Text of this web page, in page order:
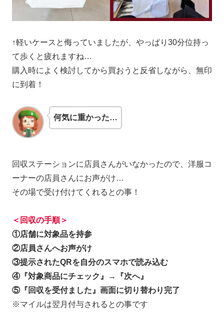
↑軽いケースと侮っていましたが、やっぱり30分位持っ
て歩くと疲れますね…
購入時によく検討してから買おうと反省しながら、無印
に到着！
何気に重かった…
回収ステーションに店員さんがいなかったので、洋服コ
ーナーの店員さんにお声がけ…
その場で受け付けてくれるとの事！
＜回収の手順＞
①店舗に対象品を持参
②店員さんへお声がけ
③提示されたQRを自分のスマホで読み込む
④『対象商品にチェック』→『次へ』
⑤『回収を受付ました』画面に切り替わり完了
※マイルは翌月付与されるとの事です